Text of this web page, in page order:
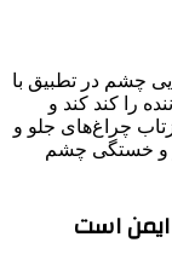
چشم در تطبیق با
را کند کند و
چراغ‌های جلو و
و خستگی چشم
ایمن است